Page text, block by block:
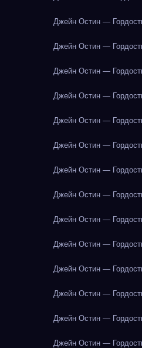
Джейн Остин —
Джейн Остин —
Джейн Остин —
Джейн Остин —
Джейн Остин —
Джейн Остин —
Джейн Остин —
Джейн Остин —
Джейн Остин —
Джейн Остин —
Джейн Остин —
Джейн Остин —
Джейн Остин —
Джейн Остин —